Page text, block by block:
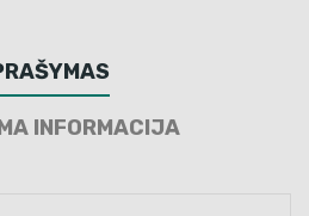
INFORMACIJA